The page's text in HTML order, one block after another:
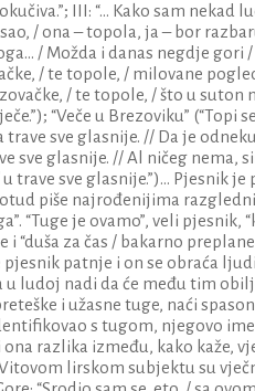
III: “... Kako sam nekad
/ ona – topola, ja – bor
/ Možda i danas negdje gori /
/ te topole, / milovane
/ te topole, / što u suton
“Veče u Brezoviku”
sve glasnije. // Da je
sve glasnije. // Al ničeg nema,
trave sve glasnije.”)... Pjesnik
piše najrođenijima
“Tuge je ovamo”, veli pjesnik,
“duša za čas / bakarno
pjesnik patnje i on se obraća
ludoj nadi da će među tim
i užasne tuge, naći
s tugom, njegovo
razlika između, kako kaže,
Vitovom lirskom subjektu su